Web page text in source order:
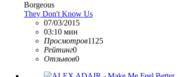
Borgeous
They Don't Know Us
07/03/2015
03:10 мин
Просмотров1125
Рейтинг0
Отзывов0